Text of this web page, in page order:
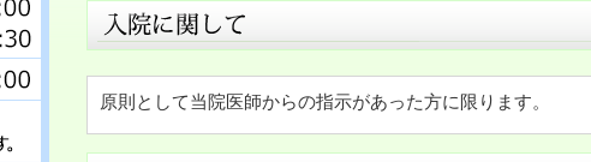
原則として当院医師からの指示があった方に限ります。